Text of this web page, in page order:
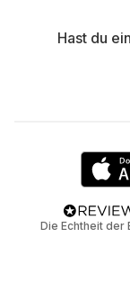
Hast du
Die Echtheit der